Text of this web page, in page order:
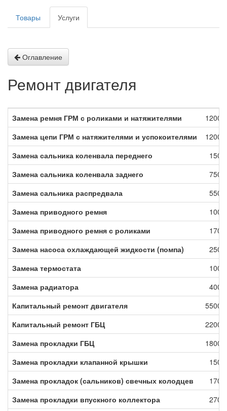
Товары Услуги
Оглавление
Ремонт двигателя
Замена ремня ГРМ с роликами и натяжителями
Замена цепи ГРМ с натяжителями и успокоителями
Замена сальника коленвала переднего
Замена сальника коленвала заднего
Замена сальника распредвала
Замена приводного ремня
Замена приводного ремня с роликами
Замена насоса охлаждающей жидкости (помпа)
Замена термостата
Замена радиатора
Капитальный ремонт двигателя
Капитальный ремонт ГБЦ
Замена прокладки ГБЦ
Замена прокладки клапанной крышки
Замена прокладок (сальников) свечных колодцев
Замена прокладки впускного коллектора